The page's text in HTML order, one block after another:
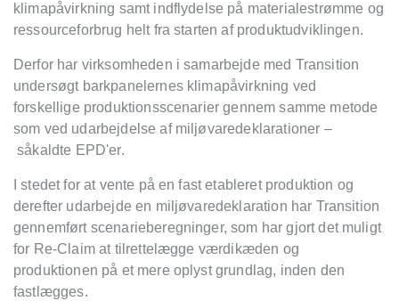
klimapåvirkning samt indflydelse på materialestrømme og
ressourceforbrug helt fra starten af produktudviklingen.
Derfor har virksomheden i samarbejde med Transition
undersøgt barkpanelernes klimapåvirkning ved
forskellige produktionsscenarier gennem samme metode
som ved udarbejdelse af miljøvaredeklarationer –
såkaldte EPD'er.
I stedet for at vente på en fast etableret produktion og
derefter udarbejde en miljøvaredeklaration har Transition
gennemført scenarieberegninger, som har gjort det muligt
for Re-Claimat tilrettelægge værdikæden og
produktionen på et mere oplyst grundlag, inden den
fastlægges.